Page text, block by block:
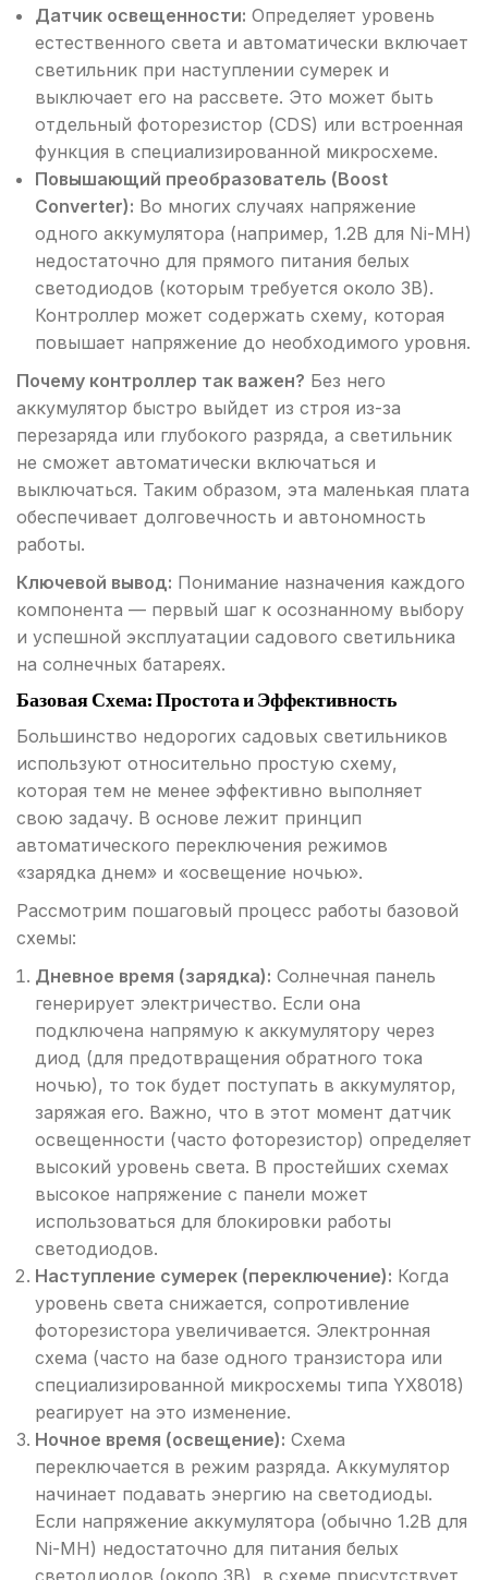
Датчик освещенности: Определяет уровень
естественного света и автоматически включает
светильник при наступлении сумерек и
выключает его на рассвете. Это может быть
отдельный фоторезистор (CDS) или встроенная
функция в специализированной микросхеме.
Повышающий преобразователь (Boost
Converter): Во многих случаях напряжение
одного аккумулятора (например, 1.2В для Ni-MH)
недостаточно для прямого питания белых
светодиодов (которым требуется около 3В).
Контроллер может содержать схему, которая
повышает напряжение до необходимого уровня.
Почему контроллер так важен? Без него
аккумулятор быстро выйдет из строя из-за
перезаряда или глубокого разряда, а светильник
не сможет автоматически включаться и
выключаться. Таким образом, эта маленькая плата
обеспечивает долговечность и автономность
работы.
Ключевой вывод: Понимание назначения каждого
компонента — первый шаг к осознанному выбору
и успешной эксплуатации садового светильника
на солнечных батареях.
Базовая Схема: Простота и Эффективность
Большинство недорогих садовых светильников
используют относительно простую схему,
которая тем не менее эффективно выполняет
свою задачу. В основе лежит принцип
автоматического переключения режимов
«зарядка днем» и «освещение ночью».
Рассмотрим пошаговый процесс работы базовой
схемы:
Дневное время (зарядка): Солнечная панель
генерирует электричество. Если она
подключена напрямую к аккумулятору через
диод (для предотвращения обратного тока
ночью), то ток будет поступать в аккумулятор,
заряжая его. Важно, что в этот момент датчик
освещенности (часто фоторезистор) определяет
высокий уровень света. В простейших схемах
высокое напряжение с панели может
использоваться для блокировки работы
светодиодов.
Наступление сумерек (переключение): Когда
уровень света снижается, сопротивление
фоторезистора увеличивается. Электронная
схема (часто на базе одного транзистора или
специализированной микросхемы типа YX8018)
реагирует на это изменение.
Ночное время (освещение): Схема
переключается в режим разряда. Аккумулятор
начинает подавать энергию на светодиоды.
Если напряжение аккумулятора (обычно 1.2В для
Ni-MH) недостаточно для питания белых
светодиодов (около 3В), в схеме присутствует